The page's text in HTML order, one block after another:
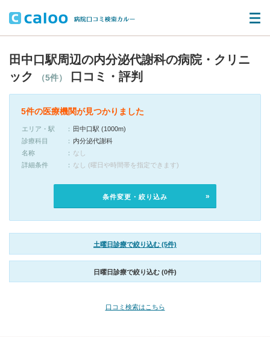
田中口駅周辺の内分泌代謝科の病院・クリニ
ック
（5件） 口コミ・評判
5件の医療機関が見つかりました
エリア・駅
田中口駅 (1000m)
診療科目
内分泌代謝科
名称
なし
詳細条件
なし (曜日や時間帯を指定できます)
条件変更・絞り込み
土曜日診療で絞り込む (5件)
日曜日診療で絞り込む (0件)
口コミ検索はこちら